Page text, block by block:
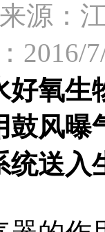
源：
2016/
好氧生
鼓风曝
统送